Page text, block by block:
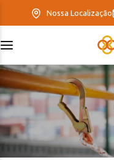
Nossa Localização
EcoFriendly
ItaMaxx